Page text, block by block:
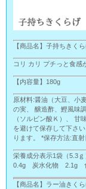
【商品名】子持ちきく
コリ カリ プチっと食感
【内容量】180g
原材料:醤油（大豆、小
の実、 醸造酢、鰹風味
（ソルビン酸Ｋ）、 甘
を避けて保存して下さ
ります。 *保存方法:直
栄養成分表示1袋（
0.4g 炭水化物 2.1g
【商品名】ラー油きく